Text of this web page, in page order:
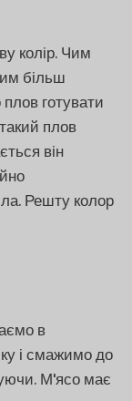
колір. Чим
більш
готувати
плов
він
Решту колор
в
і смажимо до
М'ясо має